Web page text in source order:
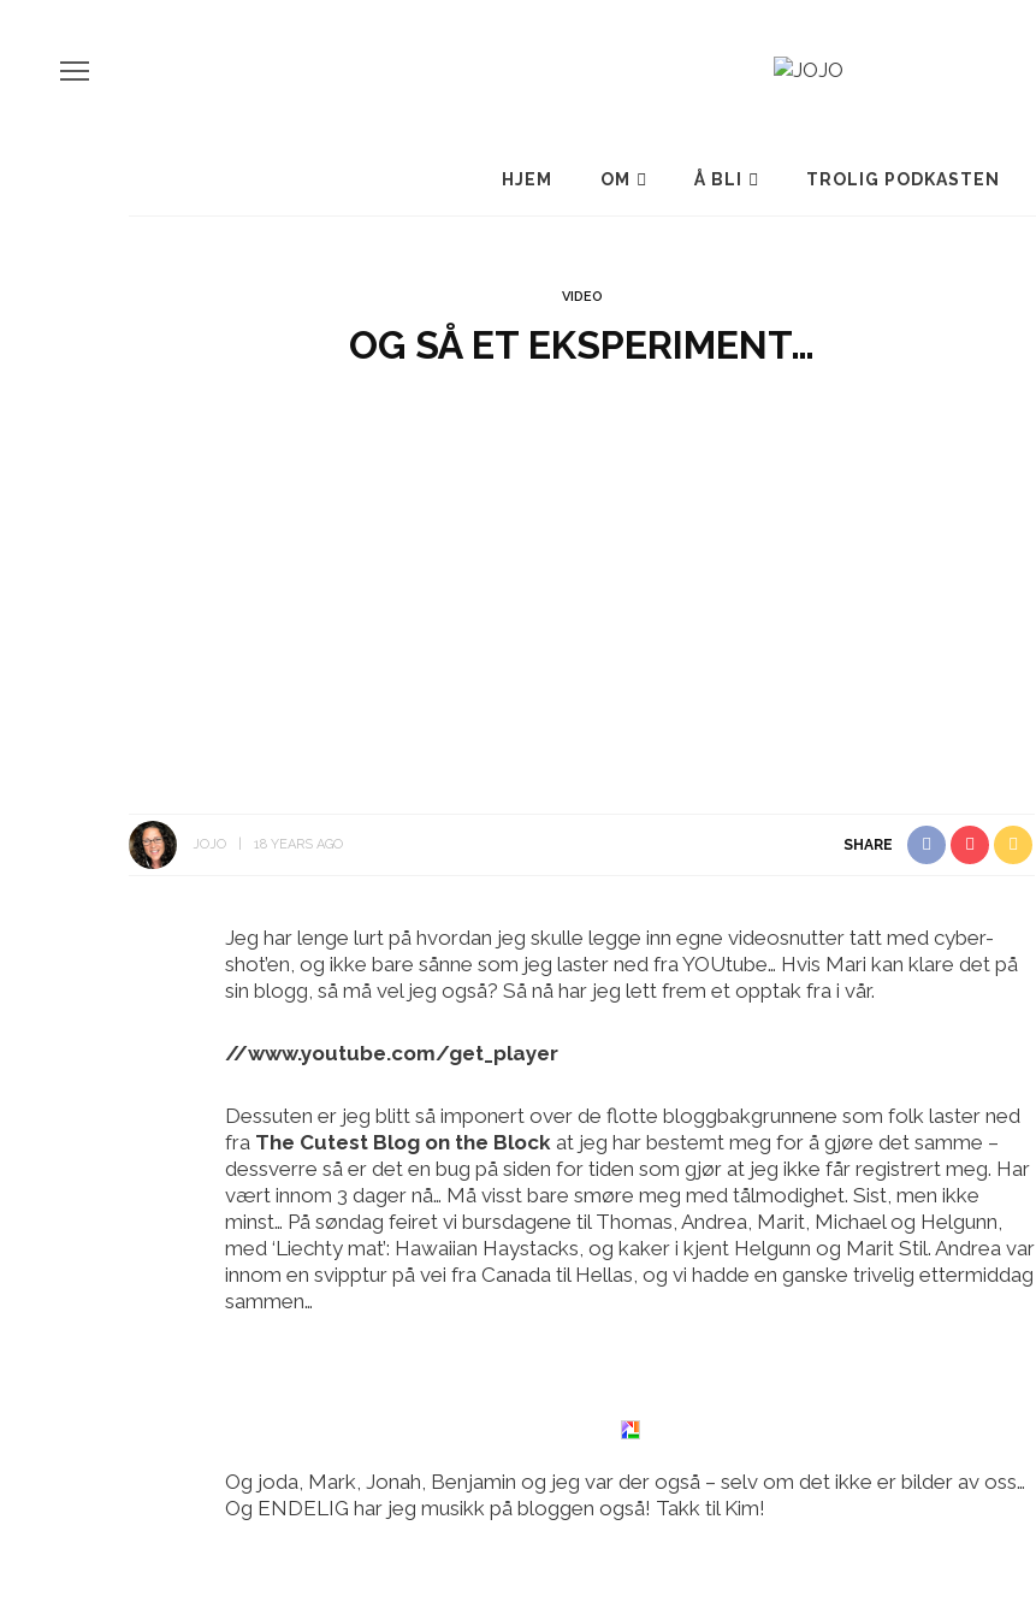
HJEM OM Å BLI TROLIG PODKASTEN
VIDEO
OG SÅ ET EKSPERIMENT…
JOJO 18 YEARS AGO SHARE
Jeg har lenge lurt på hvordan jeg skulle legge inn egne videosnutter tatt med cyber-
shot’en, og ikke bare sånne som jeg laster ned fra YOUtube… Hvis Mari kan klare det på
sin blogg, så må vel jeg også? Så nå har jeg lett frem et opptak fra i vår.
//www.youtube.com/get_player
Dessuten er jeg blitt så imponert over de flotte bloggbakgrunnene som folk laster ned
fra The Cutest Blog on the Block at jeg har bestemt meg for å gjøre det samme –
dessverre så er det en bug på siden for tiden som gjør at jeg ikke får registrert meg. Har
vært innom 3 dager nå… Må visst bare smøre meg med tålmodighet. Sist, men ikke
minst… På søndag feiret vi bursdagene til Thomas, Andrea, Marit, Michael og Helgunn,
med ‘Liechty mat’: Hawaiian Haystacks, og kaker i kjent Helgunn og Marit Stil. Andrea var
innom en svipptur på vei fra Canada til Hellas, og vi hadde en ganske trivelig ettermiddag
sammen…
Og joda, Mark, Jonah, Benjamin og jeg var der også – selv om det ikke er bilder av oss…
Og ENDELIG har jeg musikk på bloggen også! Takk til Kim!